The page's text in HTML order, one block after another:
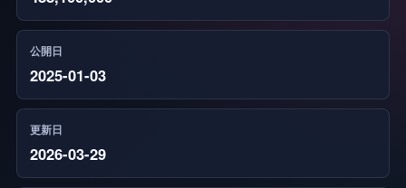
公開日
2025-01-03
更新日
2026-03-29